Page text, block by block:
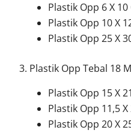
Plastik Opp 6 X 10
Plastik Opp 10 X
Plastik Opp 25 X
3. Plastik Opp Tebal 18
Plastik Opp 15 X
Plastik Opp 11,5 X
Plastik Opp 20 X